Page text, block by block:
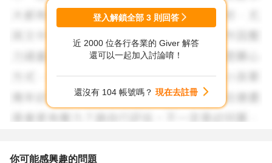
登入解鎖全部 3 則回答
近 2000 位各行各業的 Giver 解答
還可以一起加入討論唷！
還沒有 104 帳號嗎？ 現在去註冊
你可能感興趣的問題